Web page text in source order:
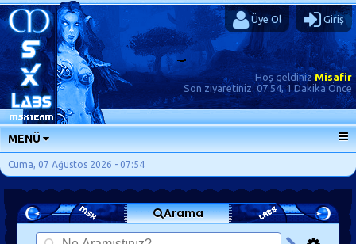
Üye Ol Giriş
Hoş geldinizMisafir
Son ziyaretiniz: 07:54, 1 Dakika Önce
MENÜ
ANA SAYFA
FORUMLAR
SORU-CEVAP
Cuma, 07 Ağustos 2026 - 07:54
Arama